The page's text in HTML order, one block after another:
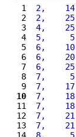
1
2,    14
2
2,    25
3
4,    25
4
5,     5
5
6,    10
6
6,    20
7
6,    25
8
7,     5
9
7,    17
10
7,    18
11
7,    18
12
7,    21
13
7,    21
14
8,     5